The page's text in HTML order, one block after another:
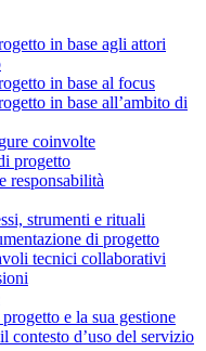
in base agli attori
in base al focus
in base all’ambito di
coinvolte
progetto
responsabilità
strumenti e rituali
di progetto
tecnici collaborativi
e la sua gestione
contesto d’uso del servizio